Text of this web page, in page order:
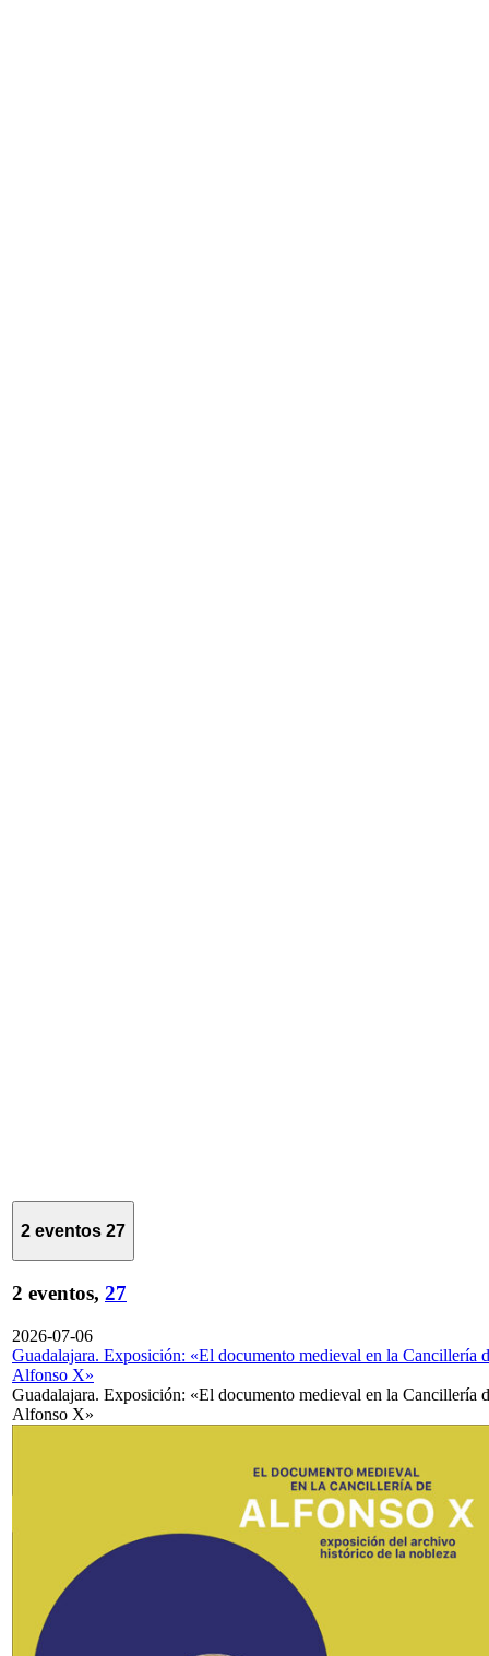
2 eventos 27
2 eventos, 27
2026-07-06
Guadalajara. Exposición: «El documento medieval en la Cancillería
Alfonso X»
Guadalajara. Exposición: «El documento medieval en la Cancillería
Alfonso X»